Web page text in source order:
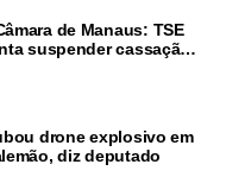
de Manaus: TSE
suspender cassação
drone explosivo em
diz deputado